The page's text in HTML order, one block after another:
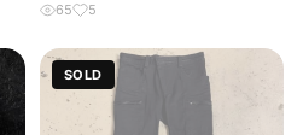
65 5
SOLD